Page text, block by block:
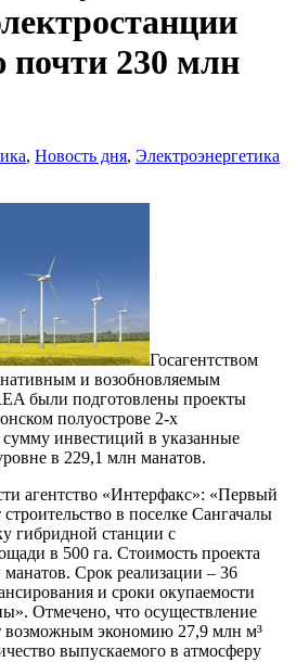
почти 230 млн
, Новость дня, Электроэнергетика
Госагентством
и возобновляемым
были подготовлены проекты
полуострове 2-х
инвестиций в указанные
в 229,1 млн манатов.
агентство «Интерфакс»: «Первый
в поселке Сангачалы
гибридной станции c
в 500 га. Стоимость проекта
Срок реализации – 36
и сроки окупаемости
Отмечено, что осуществление
возможным экономию 27,9 млн м³
выпускаемого в атмосферу